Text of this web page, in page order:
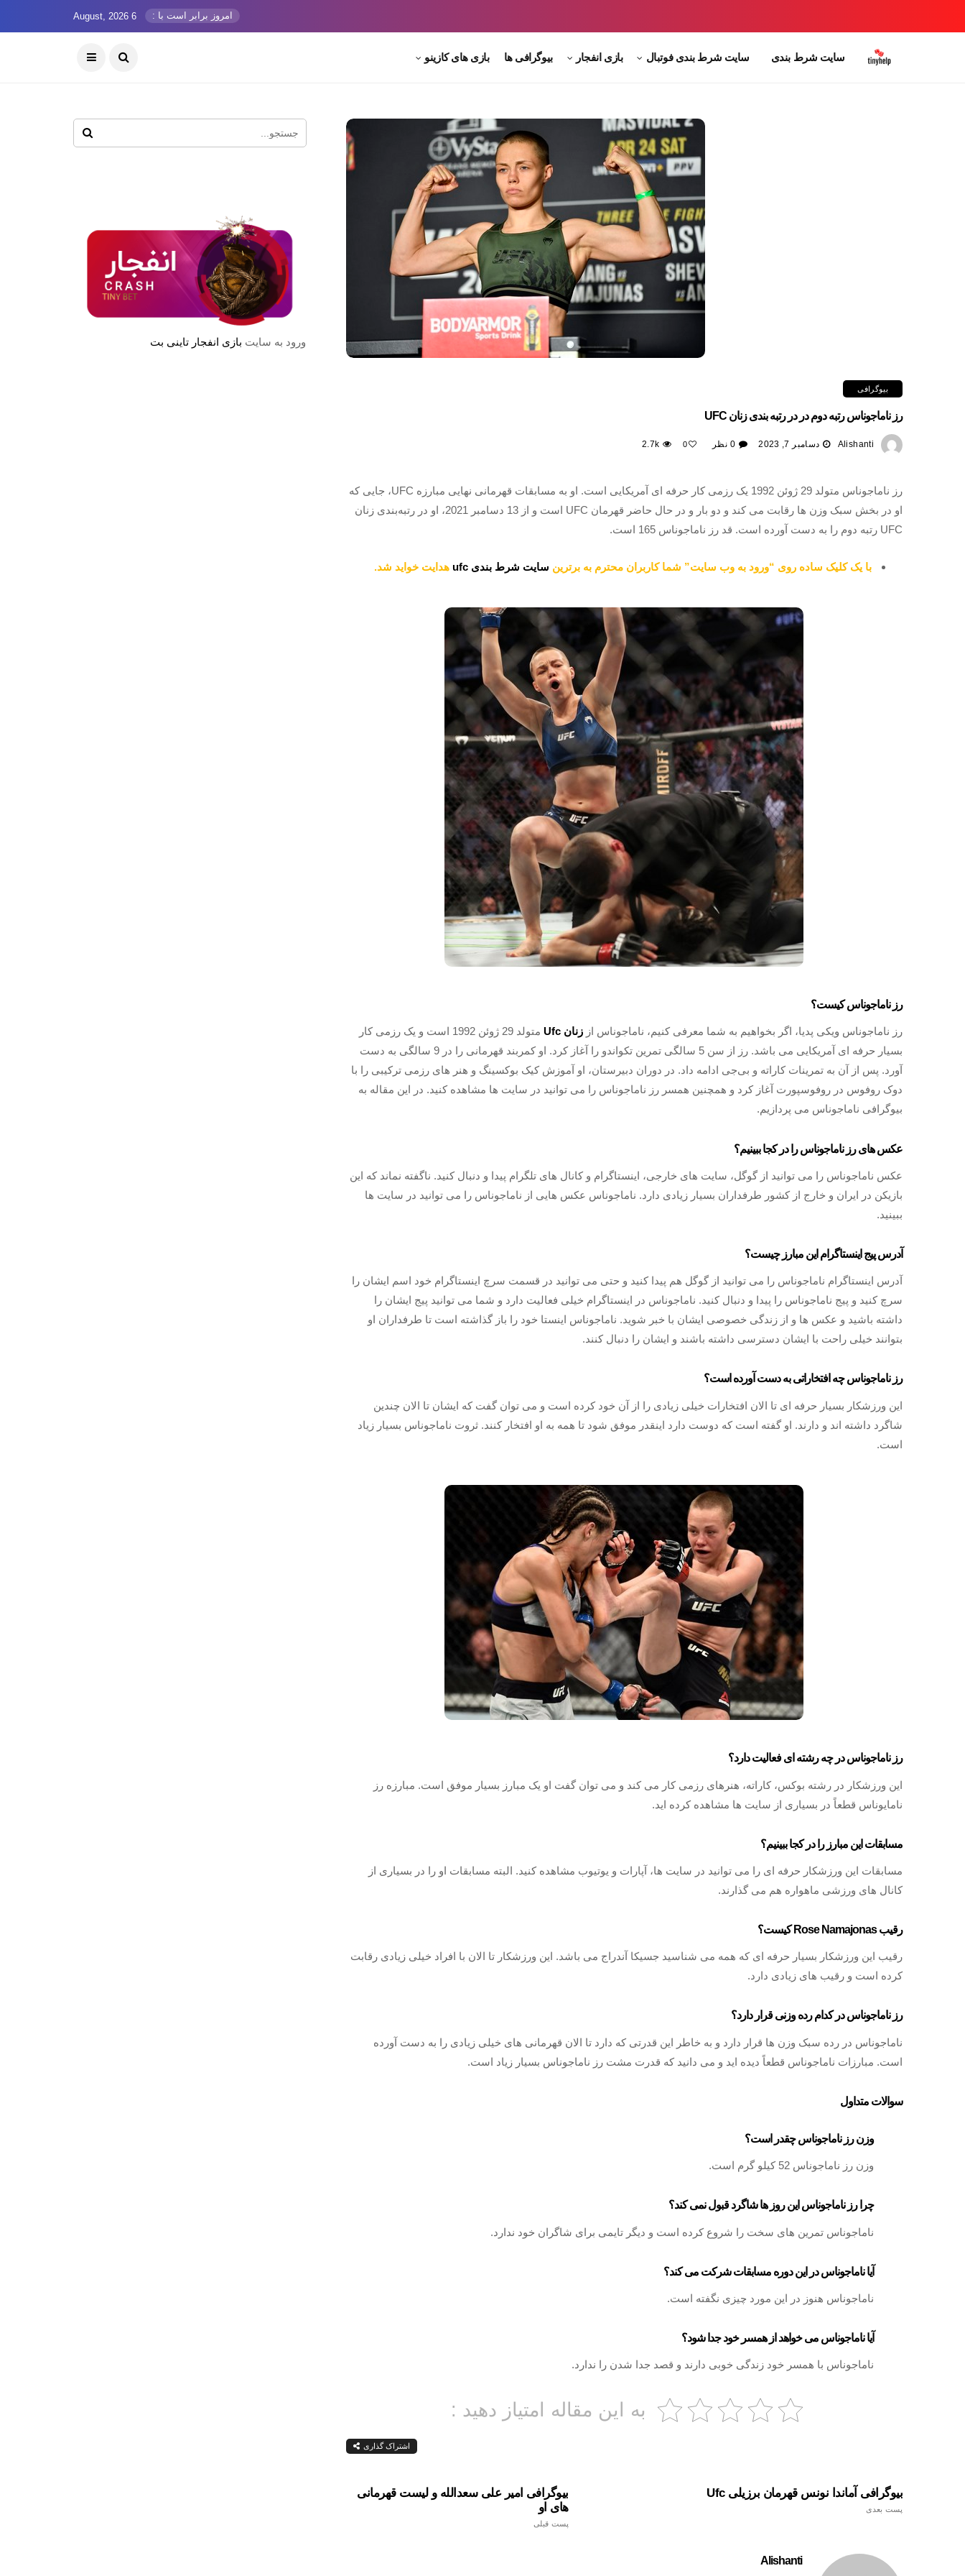
امروز برابر است با : 6 August, 2026
سایت شرط بندی سایت شرط بندی فوتبال بازی انفجار بیوگرافی ها بازی های کازینو
بیوگرافی
رز ناماجوناس رتبه دوم در در رتبه‌ بندی زنان UFC
Alishanti دسامبر 7, 2023 0 نظر 0
2.7k
رز ناماجوناس متولد 29 ژوئن 1992 یک رزمی کار حرفه ای آمریکایی است. او به مسابقات قهرمانی نهایی مبارزه UFC، جایی که
او در بخش سبک وزن ها رقابت می کند و دو بار و در حال حاضر قهرمان UFC است و از 13 دسامبر 2021، او در رتبه‌بندی زنان
UFC رتبه دوم را به دست آورده است. قد رز ناماجوناس 165 است.
با یک کلیک ساده روی “ورود به وب سایت” شما کاربران محترم به برترین سایت شرط بندی ufc هدایت خواید شد.
رز ناماجوناس کیست؟
رز ناماجوناس ویکی پدیا، اگر بخواهیم به شما معرفی کنیم، ناماجوناس از زنان Ufc
متولد 29 ژوئن 1992 است و یک رزمی کار
بسیار حرفه ای آمریکایی می باشد. رز از سن 5 سالگی تمرین تکواندو را آغاز کرد. او کمربند قهرمانی را در 9 سالگی به دست
آورد. پس از آن به تمرینات کاراته و بی‌جی ادامه داد. در دوران دبیرستان، او آموزش کیک بوکسینگ و هنر های رزمی ترکیبی را با
دوک روفوس در روفوسپورت آغاز کرد و همچنین همسر رز ناماجوناس را می توانید در سایت ها مشاهده کنید. در این مقاله به
بیوگرافی ناماجوناس می پردازیم.
عکس های رز ناماجوناس را در کجا ببینیم؟
عکس ناماجوناس را می توانید از گوگل، سایت های خارجی، اینستاگرام و کانال های تلگرام پیدا و دنبال کنید. ناگفته نماند که این
بازیکن در ایران و خارج از کشور طرفداران بسیار زیادی دارد. ناماجوناس عکس هایی از ناماجوناس را می توانید در سایت ها
ببینید.
آدرس پیج اینستاگرام این مبارز چیست؟
آدرس اینستاگرام ناماجوناس را می توانید از گوگل هم پیدا کنید و حتی می توانید در قسمت سرچ اینستاگرام خود اسم ایشان را
سرچ کنید و پیج ناماجوناس را پیدا و دنبال کنید. ناماجوناس در اینستاگرام خیلی فعالیت دارد و شما می توانید پیج ایشان را
داشته باشید و عکس ها و از زندگی خصوصی ایشان با خبر شوید. ناماجوناس اینستا خود را باز گذاشته است تا طرفداران او
بتوانند خیلی راحت با ایشان دسترسی داشته باشند و ایشان را دنبال کنند.
رز ناماجوناس چه افتخاراتی به دست آورده است؟
این ورزشکار بسیار حرفه ای تا الان افتخارات خیلی زیادی را از آن خود کرده است و می توان گفت که ایشان تا الان چندین
شاگرد داشته اند و دارند. او گفته است که دوست دارد اینقدر موفق شود تا همه به او افتخار کنند. ثروت ناماجوناس بسیار زیاد
است.
رز ناماجوناس در چه رشته ای فعالیت دارد؟
این ورزشکار در رشته بوکس، کاراته، هنرهای رزمی کار می کند و می توان گفت او یک مبارز بسیار موفق است. مبارزه رز
نامایوناس قطعاً در بسیاری از سایت ها مشاهده کرده اید.
مسابقات این مبارز را در کجا ببینیم؟
مسابقات این ورزشکار حرفه ای را می توانید در سایت ها، آپارات و یوتیوب مشاهده کنید. البته مسابقات او را در بسیاری از
کانال های ورزشی ماهواره هم می گذارند.
رقیب Rose Namajonas کیست؟
رقیب این ورزشکار بسیار حرفه ای که همه می شناسید جسیکا آندراج می باشد. این ورزشکار تا الان با افراد خیلی زیادی رقابت
کرده است و رقیب های زیادی دارد.
رز ناماجوناس در کدام رده وزنی قرار دارد؟
ناماجوناس در رده سبک وزن ها قرار دارد و به خاطر این قدرتی که دارد تا الان قهرمانی های خیلی زیادی را به دست آورده
است. مبارزات ناماجوناس قطعاً دیده اید و می دانید که قدرت مشت رز ناماجوناس بسیار زیاد است.
سوالات متداول
وزن رز ناماجوناس چقدر است؟
وزن رز ناماجوناس 52 کیلو گرم است.
چرا رز ناماجوناس این روز ها شاگرد قبول نمی کند؟
ناماجوناس تمرین های سخت را شروع کرده است و دیگر تایمی برای شاگران خود ندارد.
آیا ناماجوناس در این دوره مسابقات شرکت می کند؟
ناماجوناس هنوز در این مورد چیزی نگفته است.
آیا ناماجوناس می خواهد از همسر خود جدا شود؟
ناماجوناس با همسر خود زندگی خوبی دارند و قصد جدا شدن را ندارد.
به این مقاله امتیاز دهید :
اشتراک گذاری
بیوگرافی امیر علی سعدالله و لیست قهرمانی
های او
پست قبلی
بیوگرافی آماندا نونس قهرمان برزیلی Ufc
پست بعدی
Alishanti
ورود به سایت بازی انفجار تاینی بت